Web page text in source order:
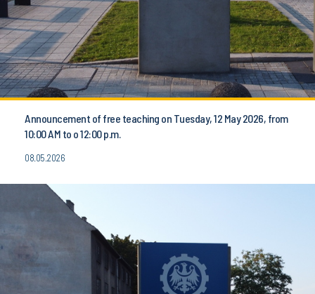
Announcement of free teaching on Tuesday, 12 May 2026, from
10:00 AM to o 12:00 p.m.
08.05.2026